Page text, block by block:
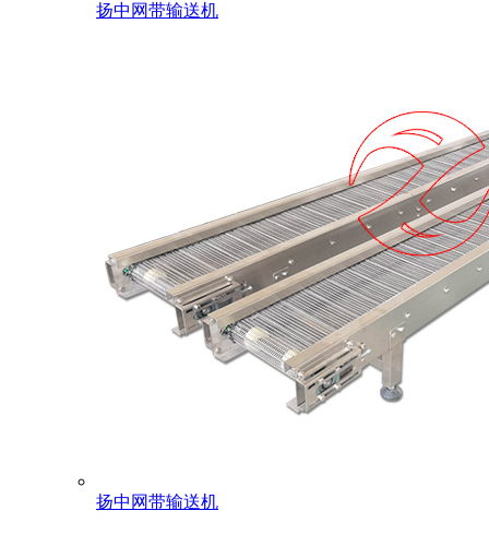
扬中网带输送机
扬中网带输送机